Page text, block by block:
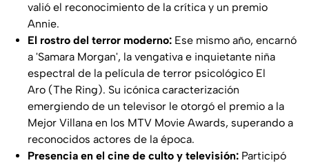
valió el reconocimiento de la crítica y un premio
Annie.
El rostro del terror moderno: Ese mismo año, encarnó
a 'Samara Morgan', la vengativa e inquietante niña
espectral de la película de terror psicológico El
Aro (The Ring). Su icónica caracterización
emergiendo de un televisor le otorgó el premio a la
Mejor Villana en los MTV Movie Awards, superando a
reconocidos actores de la época.
Presencia en el cine de culto y televisión: Participó